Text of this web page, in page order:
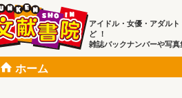
アイドル・女優・アダル
ど ！
雑誌バックナンバーや写
ホーム